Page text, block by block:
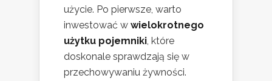
użycie. Po pierwsze, warto
inwestować w wielokrotnego
użytku pojemniki, które
doskonale sprawdzają się w
przechowywaniu żywności.